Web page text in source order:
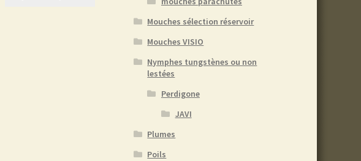
Mouches sélection réservoir
Mouches VISIO
Nymphes tungstènes ou non
lestées
Perdigone
JAVI
Plumes
Poils